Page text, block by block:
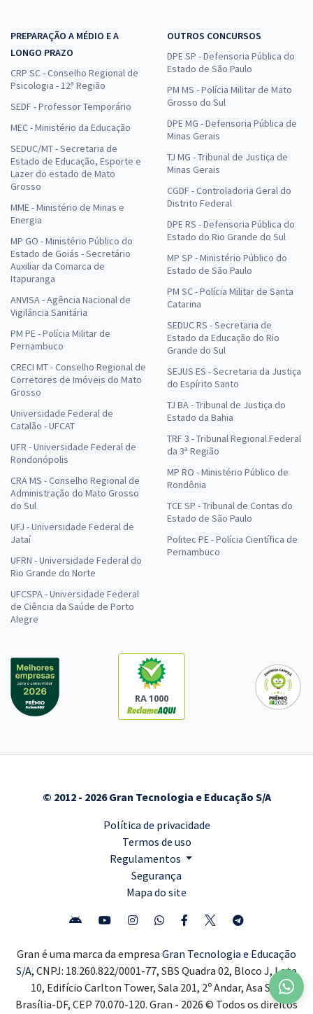
PREPARAÇÃO A MÉDIO E A
LONGO PRAZO
CRP SC - Conselho Regional de
Psicologia - 12ª Região
SEDF - Professor Temporário
MEC - Ministério da Educação
SEDUC/MT - Secretaria de
Estado de Educação, Esporte e
Lazer do estado de Mato
Grosso
MME - Ministério de Minas e
Energia
MP GO - Ministério Público do
Estado de Goiás - Secretário
Auxiliar da Comarca de
Itapuranga
ANVISA - Agência Nacional de
Vigilância Sanitária
PM PE - Polícia Militar de
Pernambuco
CRECI MT - Conselho Regional de
Corretores de Imóveis do Mato
Grosso
Universidade Federal de
Catalão - UFCAT
UFR - Universidade Federal de
Rondonópolis
CRA MS - Conselho Regional de
Administração do Mato Grosso
do Sul
UFJ - Universidade Federal de
Jataí
UFRN - Universidade Federal do
Rio Grande do Norte
UFCSPA - Universidade Federal
de Ciência da Saúde de Porto
Alegre
OUTROS CONCURSOS
DPE SP - Defensoria Pública do
Estado de São Paulo
PM MS - Polícia Militar de Mato
Grosso do Sul
DPE MG - Defensoria Pública de
Minas Gerais
TJ MG - Tribunal de Justiça de
Minas Gerais
CGDF - Controladoria Geral do
Distrito Federal
DPE RS - Defensoria Pública do
Estado do Rio Grande do Sul
MP SP - Ministério Público do
Estado de São Paulo
PM SC - Polícia Militar de Santa
Catarina
SEDUC RS - Secretaria de
Estado da Educação do Rio
Grande do Sul
SEJUS ES - Secretaria da Justiça
do Espírito Santo
TJ BA - Tribunal de Justiça do
Estado da Bahia
TRF 3 - Tribunal Regional Federal
da 3ª Região
MP RO - Ministério Público de
Rondônia
TCE SP - Tribunal de Contas do
Estado de São Paulo
Politec PE - Polícia Científica de
Pernambuco
RA 1000
© 2012 - 2026 Gran Tecnologia e Educação S/A
Política de privacidade
Termos de uso
Regulamentos
Segurança
Mapa do site
Gran é uma marca da empresa Gran Tecnologia e Educação
S/A, CNPJ: 18.260.822/0001-77, SBS Quadra 02, Bloco J, Lote
10, Edifício Carlton Tower, Sala 201, 2º Andar, Asa Sul,
Brasília-DF, CEP 70.070-120. Gran - 2026 © Todos os direitos